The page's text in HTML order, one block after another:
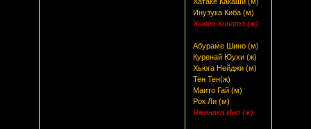
Инузука Киба (м)
Хьюга Хината (ж)
Абураме Шино (м)
Куренай Юухи (ж)
Хьюга Нейджи (м)
Тен Тен(ж)
Маито Гай (м)
Рок Ли (м)
Яманака Ино (ж)